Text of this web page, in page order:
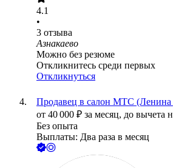
4.1
•
3 отзыва
Азнакаево
Можно без резюме
Откликнитесь среди первых
Откликнуться
Продавец в салон МТС (Ленина
от 40 000 ₽ за месяц, до вычета
Без опыта
Выплаты: Два раза в месяц